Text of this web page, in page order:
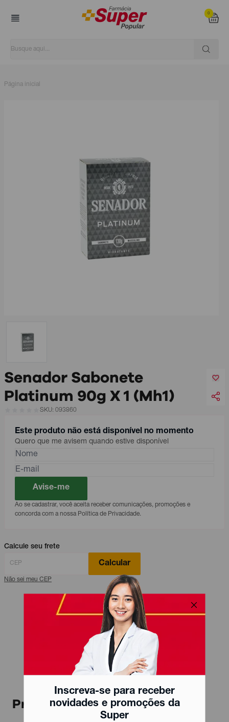
0
Inscreva-se para receber
novidades e promoções da
Super
Página inicial
Senador Sabonete
Platinum 90g X 1 (Mh1)
SKU: 093860
Este produto não está disponível no momento
Quero que me avisem quando estive disponível
Avise-me
Ao se cadastrar, você aceita receber comunicações, promoções e
concorda com a nossa Política de Privacidade.
Calcule seu frete
Calcular
Não sei meu CEP
Produtos relacionados